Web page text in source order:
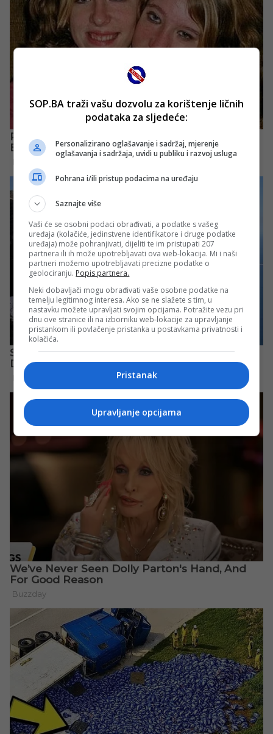
SOP.BA traži vašu dozvolu za korištenje ličnih
podataka za sljedeće:
Personalizirano oglašavanje i sadržaj, mjerenje
oglašavanja i sadržaja, uvidi u publiku i razvoj usluga
Pohrana i/ili pristup podacima na uređaju
Saznajte više
Vaši će se osobni podaci obrađivati, a podatke s vašeg
uređaja (kolačiće, jedinstvene identifikatore i druge podatke
uređaja) može pohranjivati, dijeliti te im pristupati 207
partnera ili ih može upotrebljavati ova web-lokacija. Mi i naši
partneri možemo upotrebljavati precizne podatke o
geolociranju. Popis partnera.
Neki dobavljači mogu obrađivati vaše osobne podatke na
temelju legitimnog interesa. Ako se ne slažete s tim, u
nastavku možete upravljati svojim opcijama. Potražite vezu pri
dnu ove stranice ili na izborniku web-lokacije za upravljanje
pristankom ili povlačenje pristanka u postavkama privatnosti i
kolačića.
Pristanak
Upravljanje opcijama